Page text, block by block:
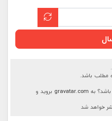
مطلب باشد.
به gravatar.com بروید و
خواهد شد